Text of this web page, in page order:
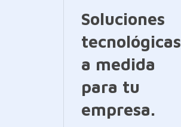
Soluciones
tecnológicas
a medida
para tu
empresa.